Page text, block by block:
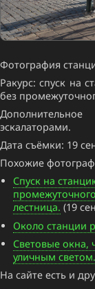
Фотография
Ракурс: спуск на
без
эскалаторами.
Дата съёмки: 19
Похожие
Спуск на
лестница. (19
Около станции
Световые окна,
уличным светом.
На сайте есть и